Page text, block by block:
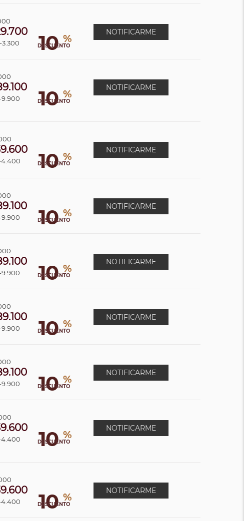
10 %
DESCUENTO
3.300
NOTIFICARME
10 %
DESCUENTO
9.900
NOTIFICARME
10 %
DESCUENTO
4.400
NOTIFICARME
10 %
DESCUENTO
9.900
NOTIFICARME
10 %
DESCUENTO
9.900
NOTIFICARME
10 %
DESCUENTO
9.900
NOTIFICARME
10 %
DESCUENTO
9.900
NOTIFICARME
10 %
DESCUENTO
4.400
NOTIFICARME
10 %
DESCUENTO
4.400
NOTIFICARME